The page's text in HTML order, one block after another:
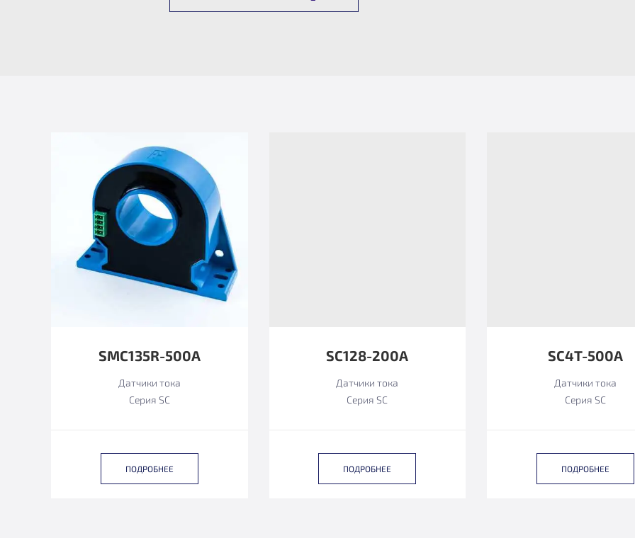
SMC135R-500A
Датчики тока
Серия SC
ПОДРОБНЕЕ
SC128-200A
Датчики тока
Серия SC
ПОДРОБНЕЕ
SC4T-500A
Датчики тока
Серия SC
ПОДРОБНЕЕ